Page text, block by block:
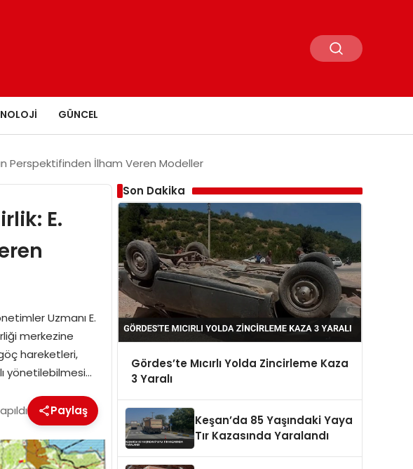
GÜNCEL
Perspektifinden İlham Veren Modeller
E.
Uzmanı E.
merkezine
hareketleri,
yönetilebilmesi…
Paylaş
Son Dakika
Gördes’te Mıcırlı Yolda Zincirleme Kaza
3 Yaralı
Keşan’da 85 Yaşındaki Yaya
Tır Kazasında Yaralandı